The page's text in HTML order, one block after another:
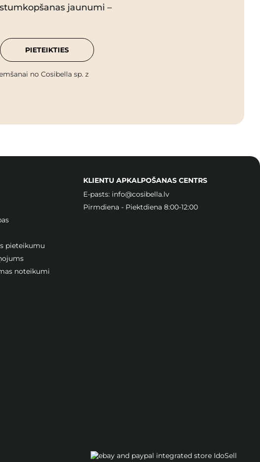
jaunumi –
no Cosibella sp. z
PIETEIKTIES
pieteikumu
noteikumi
KLIENTU APKALPOŠANAS CENTRS
E-pasts: info@cosibella.lv
Pirmdiena - Piektdiena 8:00-12:00